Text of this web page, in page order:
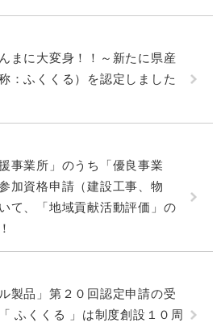
まに大変身！！～新たに県産
：ふくくる）を認定しました
事業所」のうち「優良事業
加資格申請（建設工事、物
て、「地域貢献活動評価」の
製品」第２０回認定申請の受
ふくくる 」は制度創設１０周